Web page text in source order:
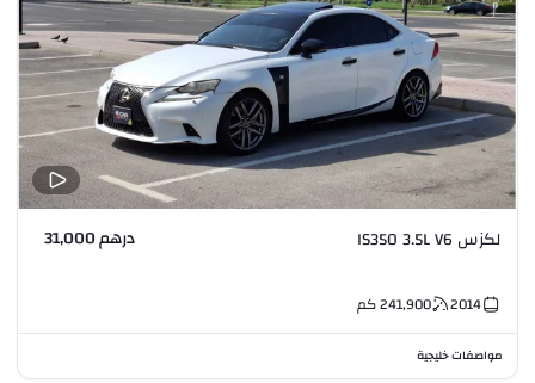
لكزس IS350 3.5L V6 درهم 31,000
2014
241,900كم
مواصفات خليجية